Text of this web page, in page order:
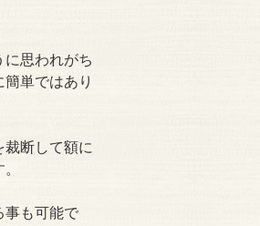
に思われがち
単ではあり
断して額に
事も可能で